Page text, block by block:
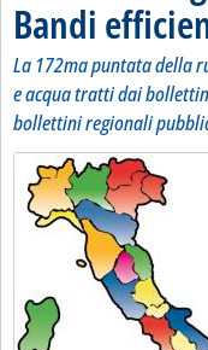
Bandi
La 172ma puntata della
e acqua tratti dai
bollettini regionali